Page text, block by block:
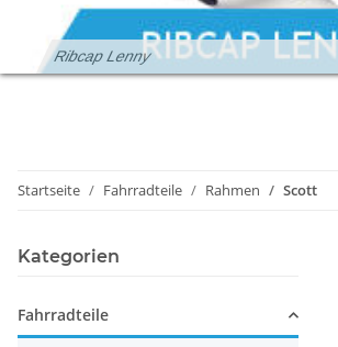
Ribcap Lenny
Startseite Fahrradteile Rahmen Scott
Kategorien
Fahrradteile